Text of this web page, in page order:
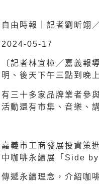
自由時報｜記者劉昕翊
2024-05-17
〔記者林宜樟／嘉義報
明、後天下午三點到晚
有三十多家品牌業者參
活動還有市集、音樂、
嘉義市工商發展投資策
中咖啡永續展「Side
傳遞永續理念，介紹咖